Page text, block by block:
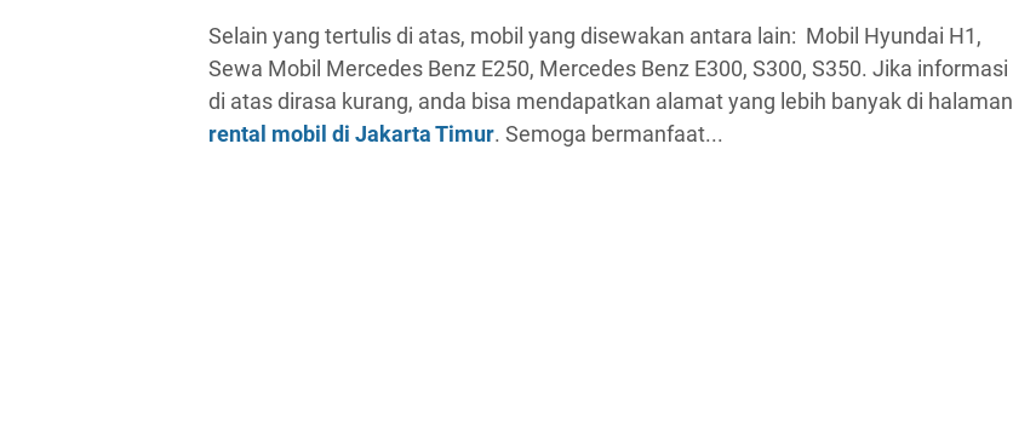
Selain yang tertulis di atas, mobil yang disewakan antara lain: Mobil Hyundai H1,
Sewa Mobil Mercedes Benz E250, Mercedes Benz E300, S300, S350. Jika informasi
di atas dirasa kurang, anda bisa mendapatkan alamat yang lebih banyak di halaman
rental mobil di Jakarta Timur. Semoga bermanfaat...